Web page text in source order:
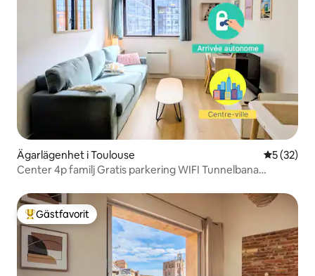
Ägarlägenhet i Toulouse 5 av 5 i
5 (32)
Center 4p familj Gratis parkering WIFI Tunnelbana
Populär gästfavorit
Gästfavorit